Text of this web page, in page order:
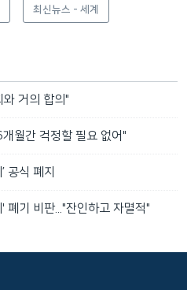
최신뉴스 - 세계
와 거의 합의"
월간 걱정할 필요 없어"
공식 폐지
폐기 비판..."잔인하고 자멸적"